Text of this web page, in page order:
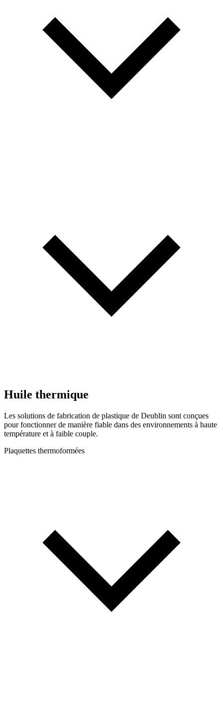
Huile thermique
Les solutions de fabrication de plastique de Deublin sont conçues
pour fonctionner de manière fiable dans des environnements à haute
température et à faible couple.
Plaquettes thermoformées